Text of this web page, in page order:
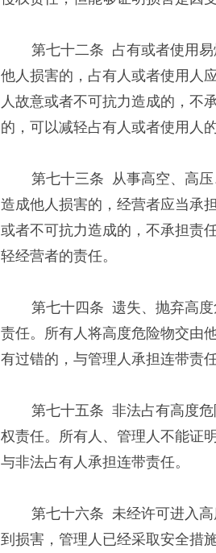
第七十二条 占有或者使用易
他人损害的，占有人或者使用人
人故意或者不可抗力造成的，不
的，可以减轻占有人或者使用人
第七十三条 从事高空、高压
造成他人损害的，经营者应当承
或者不可抗力造成的，不承担责
轻经营者的责任。
第七十四条 遗失、抛弃高度
责任。所有人将高度危险物交由
有过错的，与管理人承担连带责
第七十五条 非法占有高度危
权责任。所有人、管理人不能证
与非法占有人承担连带责任。
第七十六条 未经许可进入高
到损害，管理人已经采取安全措